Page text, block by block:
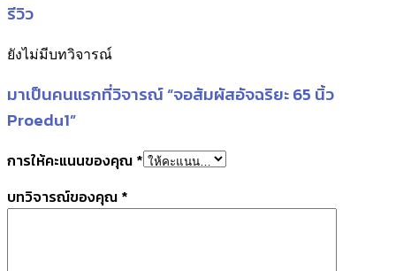
รีวิว
ยังไม่มีบทวิจารณ์
มาเป็นคนแรกที่วิจารณ์ “จอสัมผัสอัจฉริยะ 65 นิ้ว
Proedu1”
การให้คะแนนของคุณ *
บทวิจารณ์ของคุณ *